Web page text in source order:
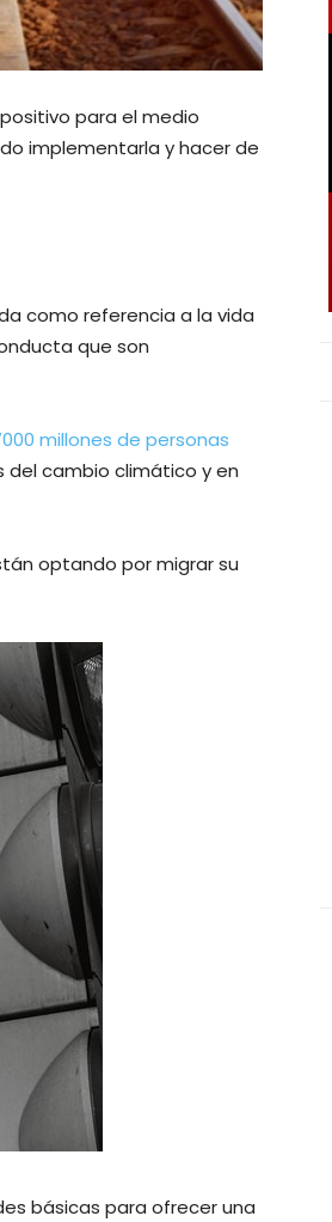
para el medio
implementarla y hacer de
como referencia a la vida
que son
millones de personas
cambio climático y en
optando por migrar su
básicas para ofrecer una